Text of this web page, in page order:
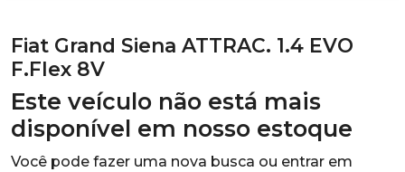
Fiat Grand Siena ATTRAC. 1.4 EVO
F.Flex 8V
Este veículo não está mais
disponível em nosso estoque
Você pode fazer uma nova busca ou entrar em